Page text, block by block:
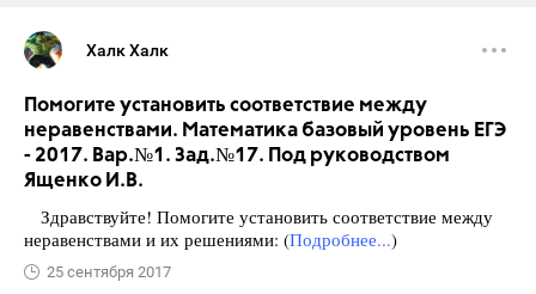
Халк Халк
Помогите установить соответствие между
неравенствами. Математика базовый уровень ЕГЭ
- 2017. Вар.№1. Зад.№17. Под руководством
Ященко И.В.
Здравствуйте! Помогите установить соответствие между
неравенствами и их решениями: (Подробнее...)
25 сентября 2017